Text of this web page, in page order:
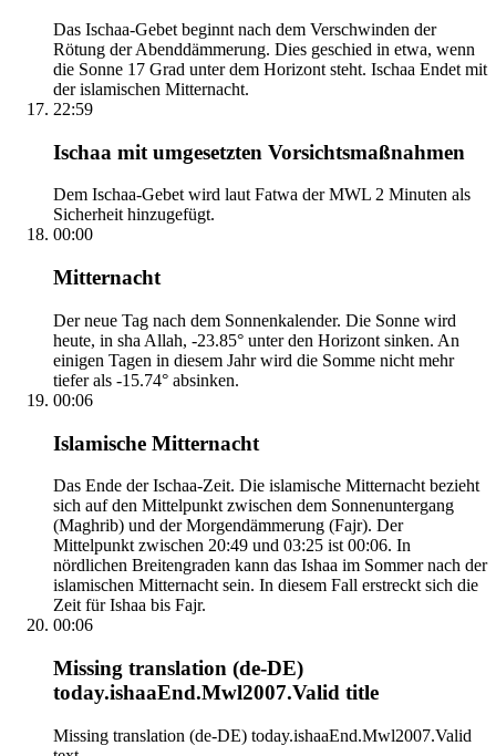
Das Ischaa-Gebet beginnt nach dem Verschwinden der
Rötung der Abenddämmerung. Dies geschied in etwa, wenn
die Sonne 17 Grad unter dem Horizont steht. Ischaa Endet mit
der islamischen Mitternacht.
22:59
Ischaa mit umgesetzten Vorsichtsmaßnahmen
Dem Ischaa-Gebet wird laut Fatwa der MWL 2 Minuten als
Sicherheit hinzugefügt.
00:00
Mitternacht
Der neue Tag nach dem Sonnenkalender. Die Sonne wird
heute, in sha Allah, -23.85° unter den Horizont sinken. An
einigen Tagen in diesem Jahr wird die Somme nicht mehr
tiefer als -15.74° absinken.
00:06
Islamische Mitternacht
Das Ende der Ischaa-Zeit. Die islamische Mitternacht bezieht
sich auf den Mittelpunkt zwischen dem Sonnenuntergang
(Maghrib) und der Morgendämmerung (Fajr). Der
Mittelpunkt zwischen 20:49 und 03:25 ist 00:06. In
nördlichen Breitengraden kann das Ishaa im Sommer nach der
islamischen Mitternacht sein. In diesem Fall erstreckt sich die
Zeit für Ishaa bis Fajr.
00:06
Missing translation (de-DE)
today.ishaaEnd.Mwl2007.Valid title
Missing translation (de-DE) today.ishaaEnd.Mwl2007.Valid